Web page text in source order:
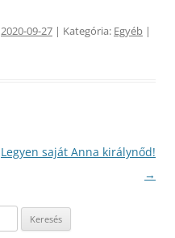
2020-09-27 | Kategória: Egyéb |
Legyen saját Anna királynőd!
→